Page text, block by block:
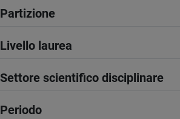
Partizione
Livello laurea
Settore scientifico disciplinare
Periodo